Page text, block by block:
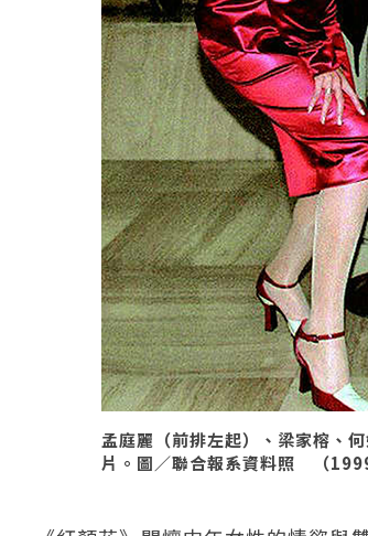
孟庭麗（前排左起）、梁家榕、
片。圖／聯合報系資料照 （